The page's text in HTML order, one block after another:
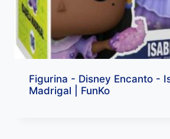
Figurina - Disney Encanto -
Madrigal | FunKo